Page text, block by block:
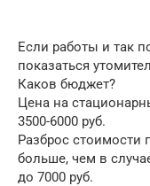
Если работы и так
показаться
Каков бюджет?
Цена на
3500-6000 руб.
Разброс стоимости
больше, чем в
до 7000 руб.